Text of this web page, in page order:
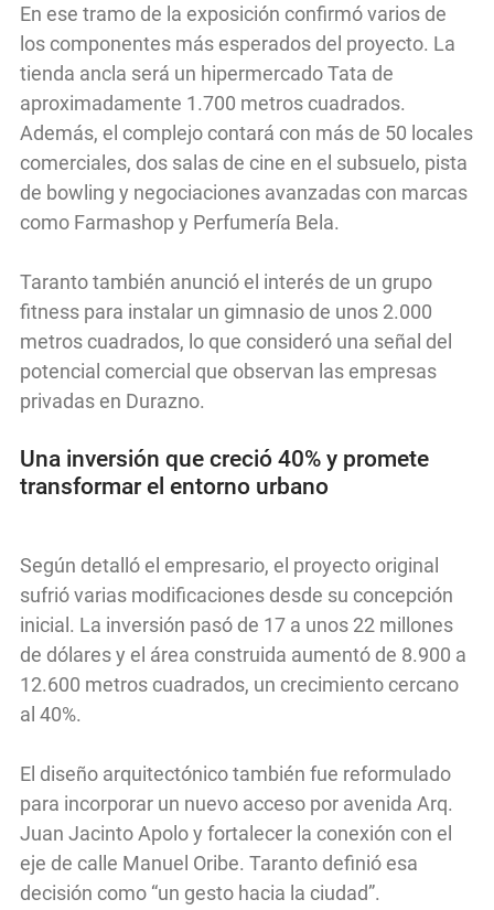
En ese tramo de la exposición confirmó varios de
los componentes más esperados del proyecto. La
tienda ancla será un hipermercado Tata de
aproximadamente 1.700 metros cuadrados.
Además, el complejo contará con más de 50 locales
comerciales, dos salas de cine en el subsuelo, pista
de bowling y negociaciones avanzadas con marcas
como Farmashop y Perfumería Bela.
Taranto también anunció el interés de un grupo
fitness para instalar un gimnasio de unos 2.000
metros cuadrados, lo que consideró una señal del
potencial comercial que observan las empresas
privadas en Durazno.
Una inversión que creció 40% y promete
transformar el entorno urbano
Según detalló el empresario, el proyecto original
sufrió varias modificaciones desde su concepción
inicial. La inversión pasó de 17 a unos 22 millones
de dólares y el área construida aumentó de 8.900 a
12.600 metros cuadrados, un crecimiento cercano
al 40%.
El diseño arquitectónico también fue reformulado
para incorporar un nuevo acceso por avenida Arq.
Juan Jacinto Apolo y fortalecer la conexión con el
eje de calle Manuel Oribe. Taranto definió esa
decisión como “un gesto hacia la ciudad”.